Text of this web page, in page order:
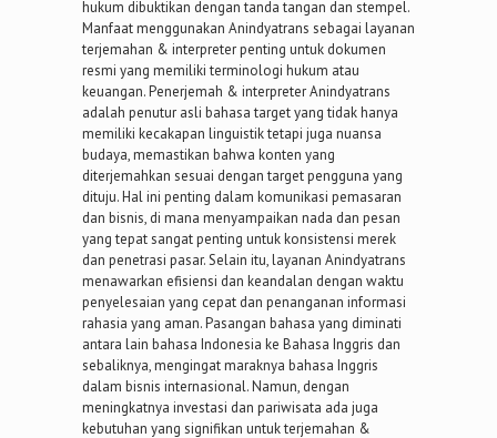
hukum dibuktikan dengan tanda tangan dan stempel.
Manfaat menggunakan Anindyatrans sebagai layanan
terjemahan & interpreter penting untuk dokumen
resmi yang memiliki terminologi hukum atau
keuangan. Penerjemah & interpreter Anindyatrans
adalah penutur asli bahasa target yang tidak hanya
memiliki kecakapan linguistik tetapi juga nuansa
budaya, memastikan bahwa konten yang
diterjemahkan sesuai dengan target pengguna yang
dituju. Hal ini penting dalam komunikasi pemasaran
dan bisnis, di mana menyampaikan nada dan pesan
yang tepat sangat penting untuk konsistensi merek
dan penetrasi pasar. Selain itu, layanan Anindyatrans
menawarkan efisiensi dan keandalan dengan waktu
penyelesaian yang cepat dan penanganan informasi
rahasia yang aman. Pasangan bahasa yang diminati
antara lain bahasa Indonesia ke Bahasa Inggris dan
sebaliknya, mengingat maraknya bahasa Inggris
dalam bisnis internasional. Namun, dengan
meningkatnya investasi dan pariwisata ada juga
kebutuhan yang signifikan untuk terjemahan &